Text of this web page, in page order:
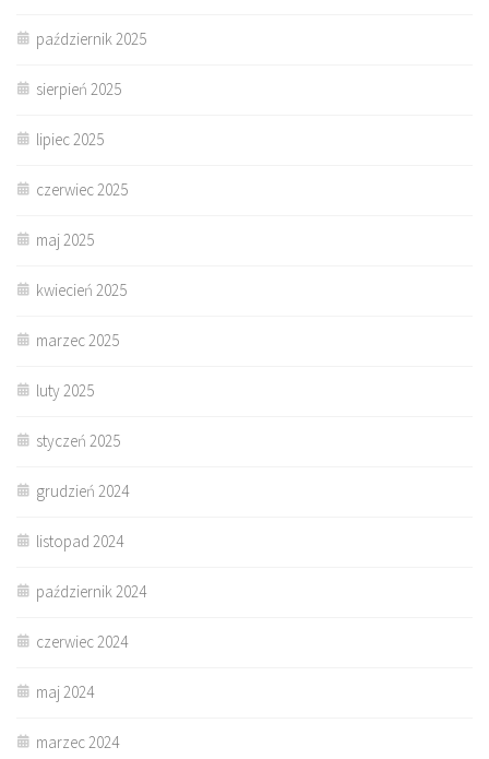
październik 2025
sierpień 2025
lipiec 2025
czerwiec 2025
maj 2025
kwiecień 2025
marzec 2025
luty 2025
styczeń 2025
grudzień 2024
listopad 2024
październik 2024
czerwiec 2024
maj 2024
marzec 2024